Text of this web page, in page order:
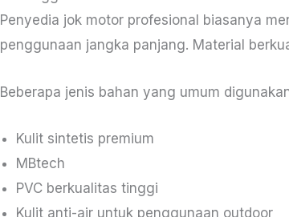
Penyedia jok motor profesional biasanya
penggunaan jangka panjang. Material
Beberapa jenis bahan yang umum
Kulit sintetis premium
MBtech
PVC berkualitas tinggi
Kulit anti-air untuk penggunaan outdoor